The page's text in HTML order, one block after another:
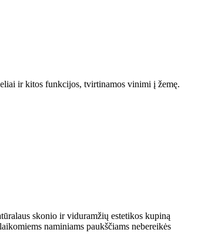
ir kitos funkcijos, tvirtinamos vinimi į žemę.
skonio ir viduramžių estetikos kupiną
naminiams paukščiams nebereikės